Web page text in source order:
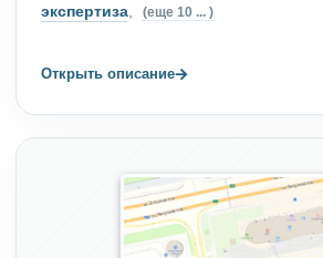
экспертиза, (еще 10 ... )
Открыть описание→